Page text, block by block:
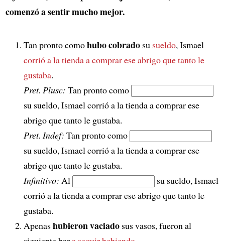
comenzó a sentir mucho mejor.
Tan pronto comohubo cobradosu sueldo, Ismael
corrió a la tienda a comprarese abrigo que tanto le
gustaba.
Pret. Plusc: Tan pronto como
su sueldo, Ismael corrió a la tienda a comprar ese
abrigo que tanto le gustaba.
Pret. Indef: Tan pronto como
su sueldo, Ismael corrió a la tienda a comprar ese
abrigo que tanto le gustaba.
Infinitivo: Al
su sueldo, Ismael
corrió a la tienda a comprar ese abrigo que tanto le
gustaba.
Apenashubieron vaciadosus vasos, fueron al